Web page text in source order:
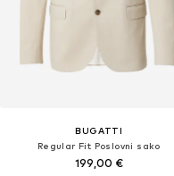
BUGATTI
Regular Fit Poslovni sako
199,00 €